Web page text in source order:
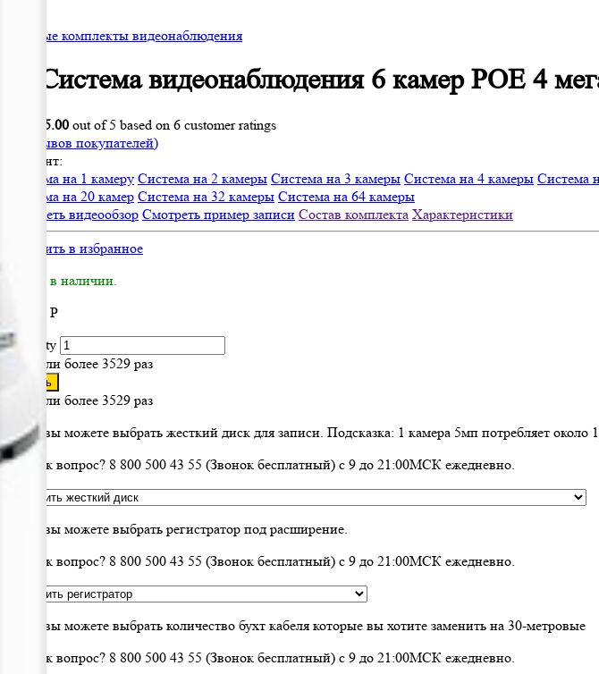
Готовые комплекты видеонаблюдения
IP Система видеонаблюдения 6 камер POE 4
5.00 out of 5 based on 6 customer ratings
отзывов покупателей)
Вариант:
Система на 1 камеру Система на 2 камеры Система на 3 камеры Система на 4 камеры Система
Система на 20 камер Система на 32 камеры Система на 64 камеры
Смотреть видеообзор Смотреть пример записи Состав комплекта Характеристики
Добавить в избранное
√ Есть в наличии.
Р
Quantity
Заказали более 3529 раз
Купить
Заказали более 3529 раз
Здесь вы можете выбрать жесткий диск для записи. Подсказка: 1 камера 5мп потребляет около
Возник вопрос? 8 800 500 43 55 (Звонок бесплатный) с 9 до 21:00МСК ежедневно.
Здесь вы можете выбрать регистратор под расширение.
Возник вопрос? 8 800 500 43 55 (Звонок бесплатный) с 9 до 21:00МСК ежедневно.
Здесь вы можете выбрать количество бухт кабеля которые вы хотите заменить на 30-метровые
Возник вопрос? 8 800 500 43 55 (Звонок бесплатный) с 9 до 21:00МСК ежедневно.